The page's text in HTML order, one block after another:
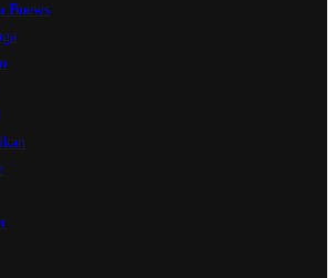
Bnews